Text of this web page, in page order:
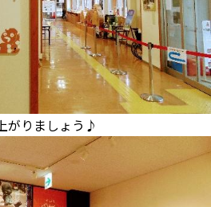
がりましょう♪